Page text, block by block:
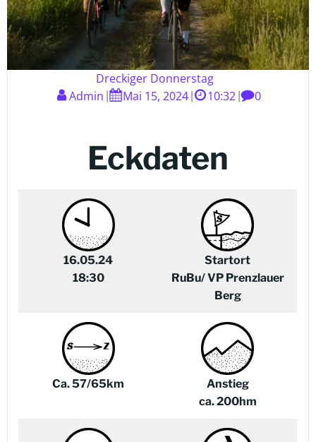
Dreckiger Donnerstag
Admin
Mai 15, 2024 10:32 0
Eckdaten
16.05.24
18:30
Startort
RuBu/ VP Prenzlauer
Berg
Ca. 57/65km
Anstieg
ca. 200hm